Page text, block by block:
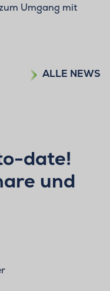
Umgang mit
ALLE NEWS
date!
und